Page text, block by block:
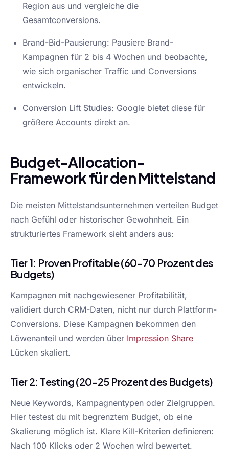
Region aus und vergleiche die
Gesamtconversions.
Brand-Bid-Pausierung: Pausiere Brand-
Kampagnen für 2 bis 4 Wochen und beobachte,
wie sich organischer Traffic und Conversions
entwickeln.
Conversion Lift Studies: Google bietet diese für
größere Accounts direkt an.
Budget-Allocation-
Framework für den Mittelstand
Die meisten Mittelstandsunternehmen verteilen Budget
nach Gefühl oder historischer Gewohnheit. Ein
strukturiertes Framework sieht anders aus:
Tier 1: Proven Profitable (60-70 Prozent des
Budgets)
Kampagnen mit nachgewiesener Profitabilität,
validiert durch CRM-Daten, nicht nur durch Plattform-
Conversions. Diese Kampagnen bekommen den
Löwenanteil und werden über Impression Share
Lücken skaliert.
Tier 2: Testing (20-25 Prozent des Budgets)
Neue Keywords, Kampagnentypen oder Zielgruppen.
Hier testest du mit begrenztem Budget, ob eine
Skalierung möglich ist. Klare Kill-Kriterien definieren:
Nach 100 Klicks oder 2 Wochen wird bewertet.